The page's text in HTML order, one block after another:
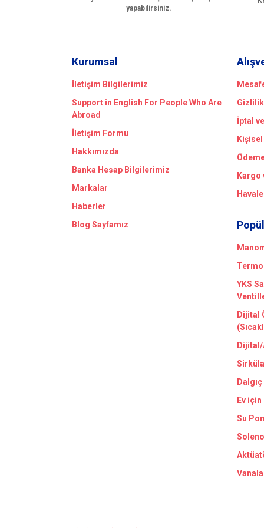
yapabilirsiniz.
Kurumsal
İletişim Bilgilerimiz
Support in English For People Who Are
Abroad
İletişim Formu
Hakkımızda
Banka Hesap Bilgilerimiz
Markalar
Haberler
Blog Sayfamız
İptal
Kargo
YKS
Dijital
Dijital/
Ev
Su